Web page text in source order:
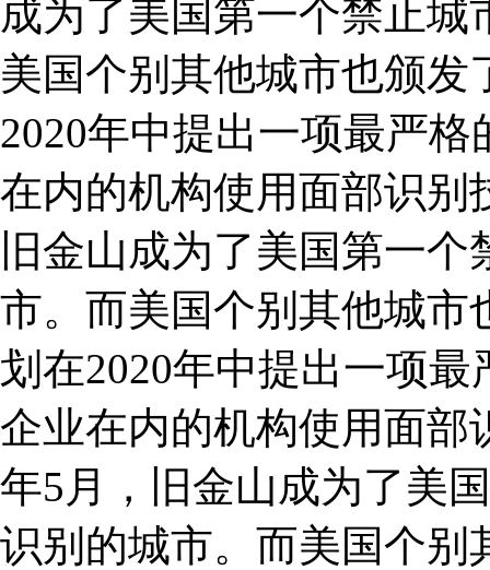
成为了美国第一个禁止
美国个别其他城市也颁
2020年中提出一项最严
在内的机构使用面部识别
旧金山成为了美国第一
市。而美国个别其他城市
划在2020年中提出一项
企业在内的机构使用面
年5月，旧金山成为了美
识别的城市。而美国个别